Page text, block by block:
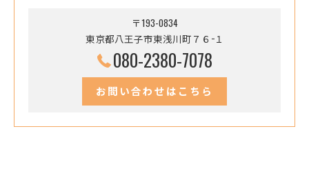
〒193-0834
東京都八王子市東浅川町７６−１
080-2380-7078
お問い合わせはこちら